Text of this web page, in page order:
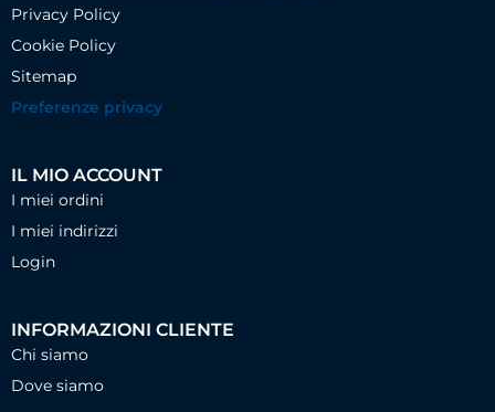
Privacy Policy
Cookie Policy
Sitemap
Preferenze privacy
IL MIO ACCOUNT
I miei ordini
I miei indirizzi
Login
INFORMAZIONI CLIENTE
Chi siamo
Dove siamo